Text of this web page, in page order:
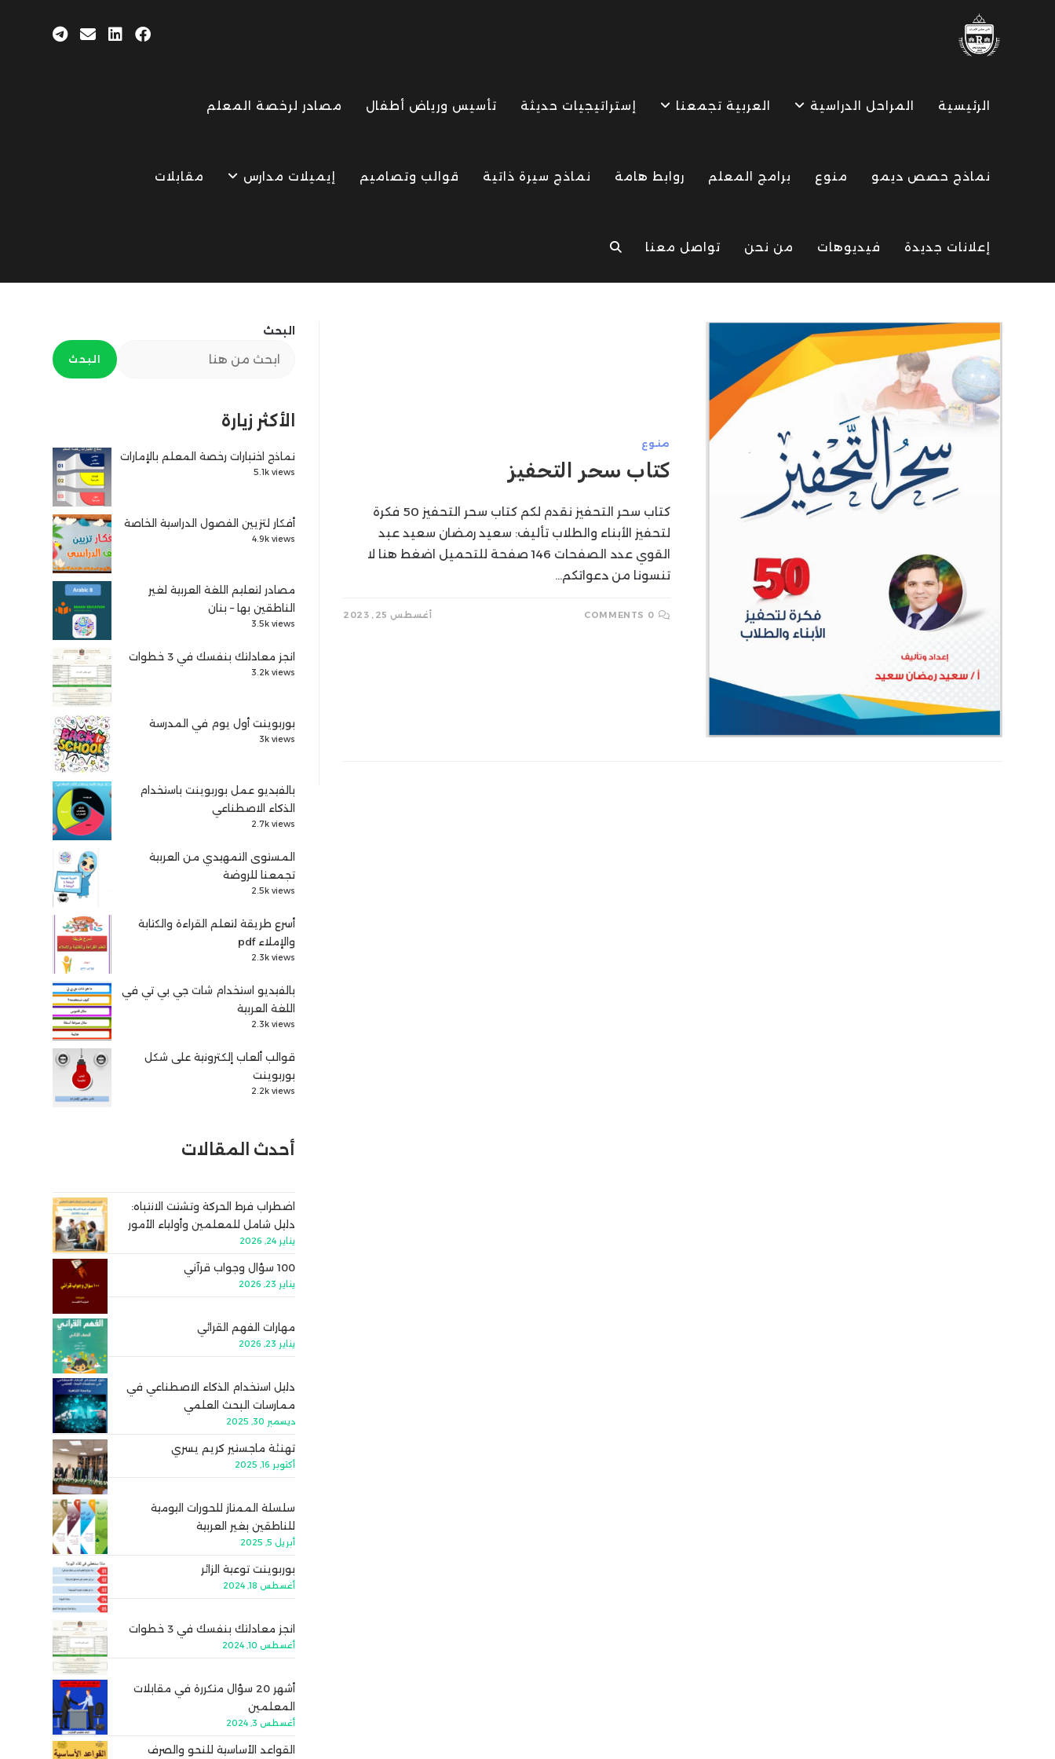
الرئيسية المراحل الدراسية العربية تجمعنا إستراتيجيات حديثة تأسيس ورياض أطفال مصادر لرخصة المعلم
نماذج حصص ديمو منوع برامج المعلم روابط هامة نماذج سيرة ذاتية قوالب وتصاميم إيميلات مدارس مقابلات
إعلانات جديدة فيديوهات من نحن تواصل معنا TOGGLE
منوع
كتاب سحر التحفيز
كتاب سحر التحفيز نقدم لكم كتاب سحر التحفيز 50 فكرة
لتحفيز الأبناء والطلاب تأليف: سعيد رمضان سعيد عبد
القوي عدد الصفحات 146 صفحة للتحميل اضغط هنا لا
تنسونا من دعواتكم…
0 COMMENTS أغسطس 25, 2023
البحث
البحث
الأكثر زيارة
نماذج اختبارات رخصة المعلم بالإمارات
5.1k views
أفكار لتزيين الفصول الدراسية الخاصة
4.9k views
مصادر لتعليم اللغة العربية لغير
الناطقين بها – بنان
3.5k views
انجز معادلتك بنفسك في 3 خطوات
3.2k views
بوربوينت أول يوم في المدرسة
3k views
بالفيديو عمل بوربوينت باستخدام
الذكاء الاصطناعي
2.7k views
المستوى التمهيدي من العربية
تجمعنا للروضة
2.5k views
أسرع طريقة لتعلم القراءة والكتابة
والإملاء pdf
2.3k views
بالفيديو استخدام شات جي بي تي في
اللغة العربية
2.3k views
قوالب ألعاب إلكترونية على شكل
بوربوينت
2.2k views
أحدث المقالات
اضطراب فرط الحركة وتشتت الانتباه:
دليل شامل للمعلمين وأولياء الأمور
يناير 24, 2026
100 سؤال وجواب قرآني
يناير 23, 2026
مهارات الفهم القرائي
يناير 23, 2026
دليل استخدام الذكاء الاصطناعي في
ممارسات البحث العلمي
ديسمبر 30, 2025
تهنئة ماجستير كريم يسري
أكتوبر 16, 2025
سلسلة الممتاز للحورات اليومية
للناطقين بغير العربية
أبريل 5, 2025
بوربوينت توعية الزائر
أغسطس 18, 2024
انجز معادلتك بنفسك في 3 خطوات
أغسطس 10, 2024
أشهر 20 سؤال متكررة في مقابلات
المعلمين
أغسطس 3, 2024
القواعد الأساسية للنحو والصرف